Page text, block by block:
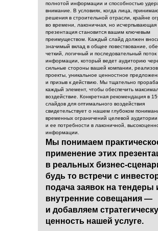
Мы понимаем
применение этих
в реальных бизнес-
будь то встречи с
подача заявок на тендеры
внутренние совещания —
и добавляем
ценность нашей услуге.
полнотой информации и способностью
внимание. В условиях, когда лица,
решения в строительной отрасли, крайне
во времени, лаконичная, но исчерпывающая
презентация становится вашим ключевым
преимуществом. Каждый слайд должен
значимый вклад в общее повествование,
четкий, логичный и последовательный поток
информации, который ведет аудиторию
сильные стороны вашей компании,
проекты, уникальное ценностное
и призыв к действию. Мы тщательно
каждый элемент, чтобы обеспечить
воздействие. Конкретная рекомендация в
слайдов для оптимального воздействия
свидетельствует о нашем глубоком
временных ограничений целевой аудитории
и ее потребности в лаконичной,
информации.